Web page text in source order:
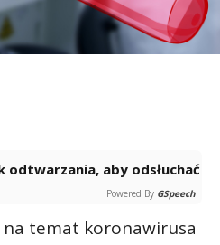
Powered By GSpeech
na temat koronawirusa